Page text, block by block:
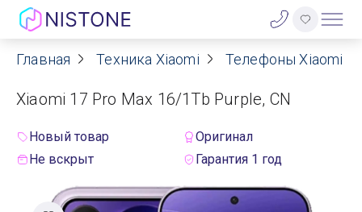
Акции
О нас
Договор оферты
Главная Техника Xiaomi Телефоны Xiaomi
Xiaomi 17 Pro Max 16/1Tb Purple, CN
Новый товар
Оригинал
Не вскрыт
Гарантия 1 год